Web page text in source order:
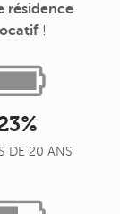
résidence
!
DE 20 ANS